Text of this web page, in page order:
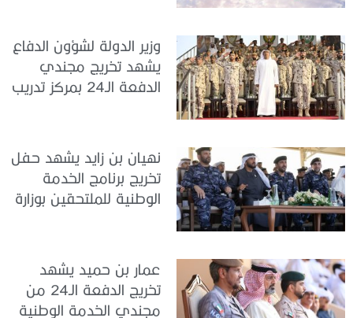
وزير الدولة لشؤون الدفاع
يشهد تخريج مجندي
الدفعة الـ24 بمركز تدريب
نهيان بن زايد يشهد حفل
تخريج برنامج الخدمة
الوطنية للملتحقين بوزارة
عمار بن حميد يشهد
تخريج الدفعة الـ24 من
مجندي الخدمة الوطنية